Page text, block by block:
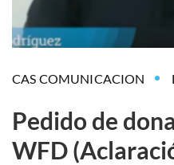
CAS COMUNICACION
Pedido de
WFD